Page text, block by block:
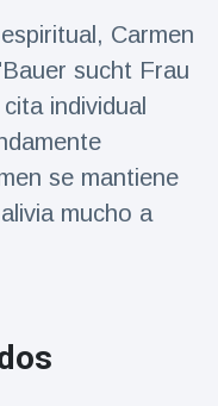
Carmen
sucht Frau
individual
se mantiene
mucho a